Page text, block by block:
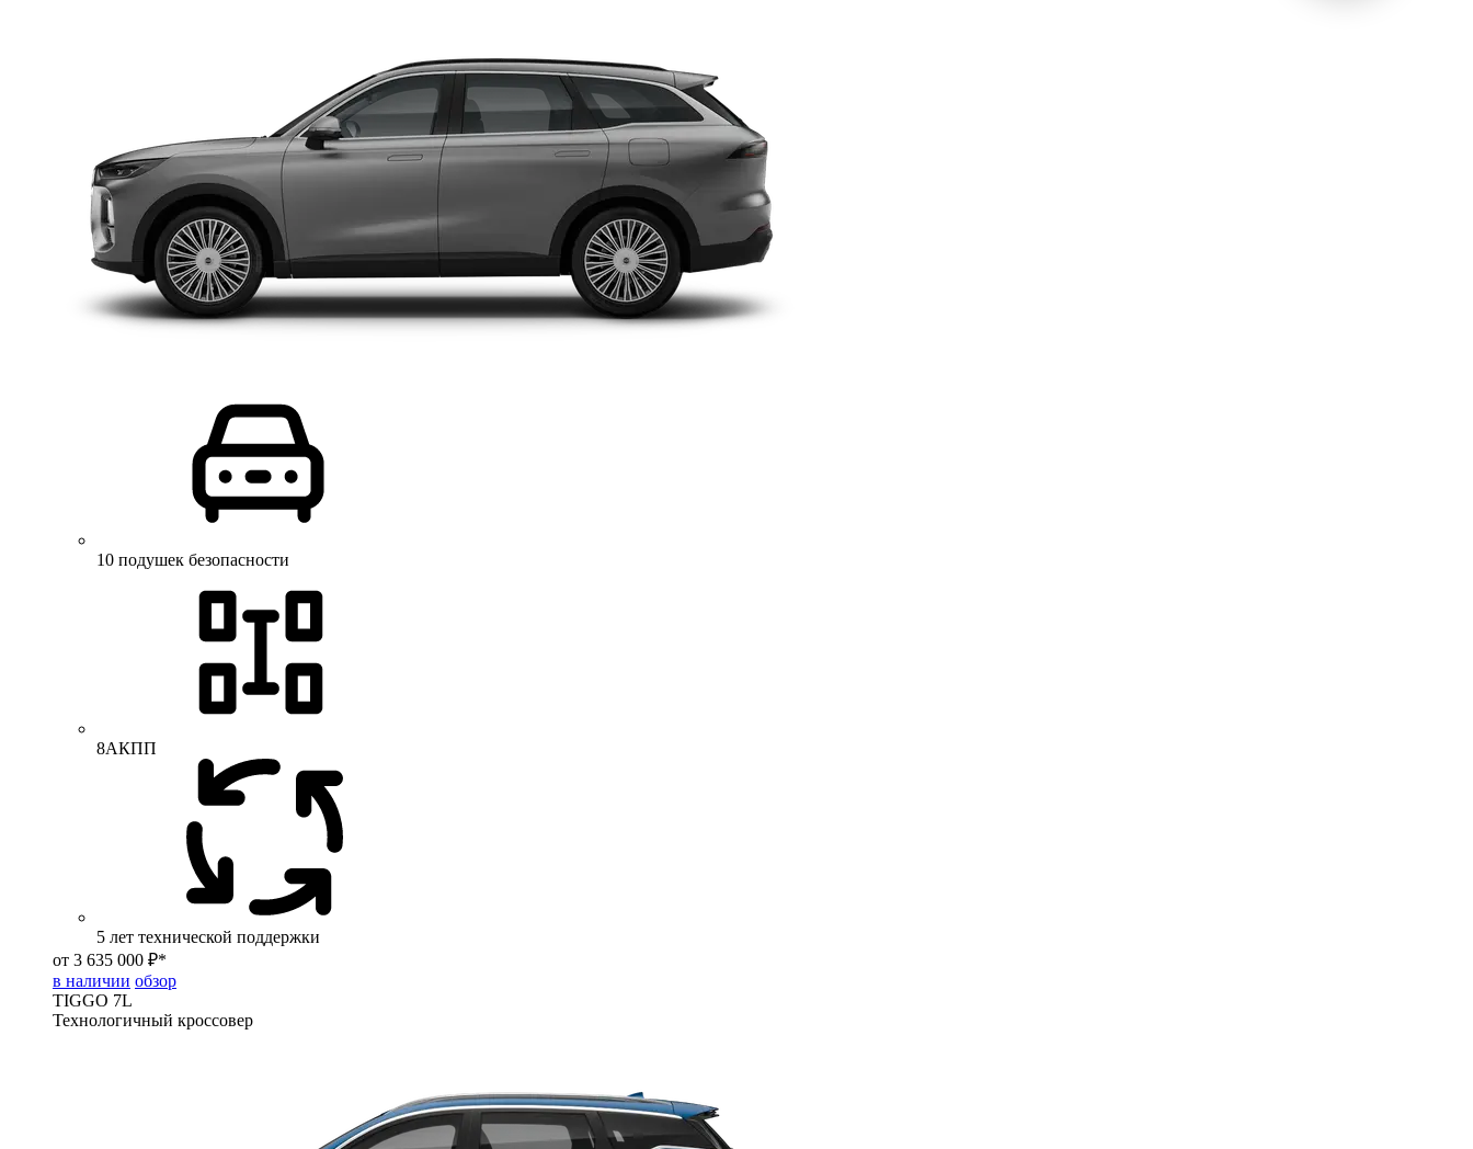
10 подушек безопасности
8АКПП
5 лет технической поддержки
от 3 635 000 ₽*
в наличии обзор
TIGGO 7L
Технологичный кроссовер